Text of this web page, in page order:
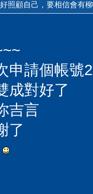
照顧自己，要相信會有
申請個帳號
成對好了
吉言
了